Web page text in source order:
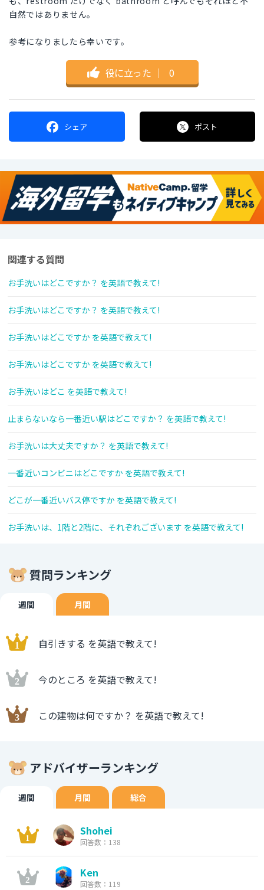
自然ではありません。
参考になりましたら幸いです。
役に立った ｜ 0
シェア ポスト
関連する質問
お手洗いはどこですか？ を英語で教えて!
お手洗いはどこですか？ を英語で教えて!
お手洗いはどこですか を英語で教えて!
お手洗いはどこですか を英語で教えて!
お手洗いはどこ を英語で教えて!
止まらないなら一番近い駅はどこですか？ を英語で教えて!
お手洗いは大丈夫ですか？ を英語で教えて!
一番近いコンビニはどこですか を英語で教えて!
どこが一番近いバス停ですか を英語で教えて!
お手洗いは、1階と2階に、それぞれございます を英語で教えて!
質問ランキング
週間 月間
自引きする を英語で教えて!
今のところ を英語で教えて!
この建物は何ですか？ を英語で教えて!
アドバイザーランキング
週間 月間 総合
Shohei
回答数：138
Ken
回答数：119